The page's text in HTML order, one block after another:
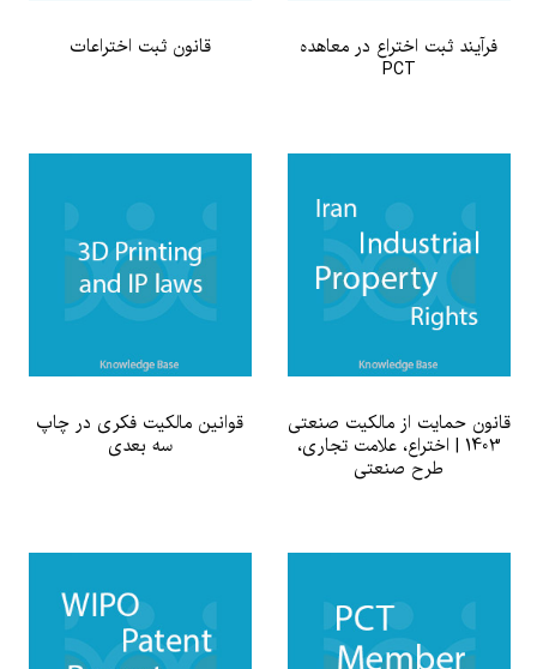
فرآیند ثبت اختراع در معاهده
PCT
قانون ثبت اختراعات
قانون حمایت از مالکیت صنعتی
1403 | اختراع، علامت تجاری،
طرح صنعتی
قوانین مالکیت فکری در چاپ
سه بعدی